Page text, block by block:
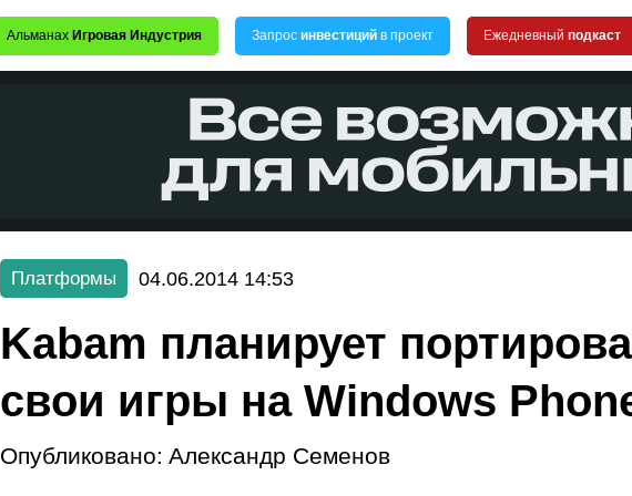
Альманах Игровая Индустрия Запрос инвестиций в проект Ежедневный подкаст
Платформы 04.06.2014 14:53
Kabam планирует
свои игры на Windows
Опубликовано: Александр Семенов